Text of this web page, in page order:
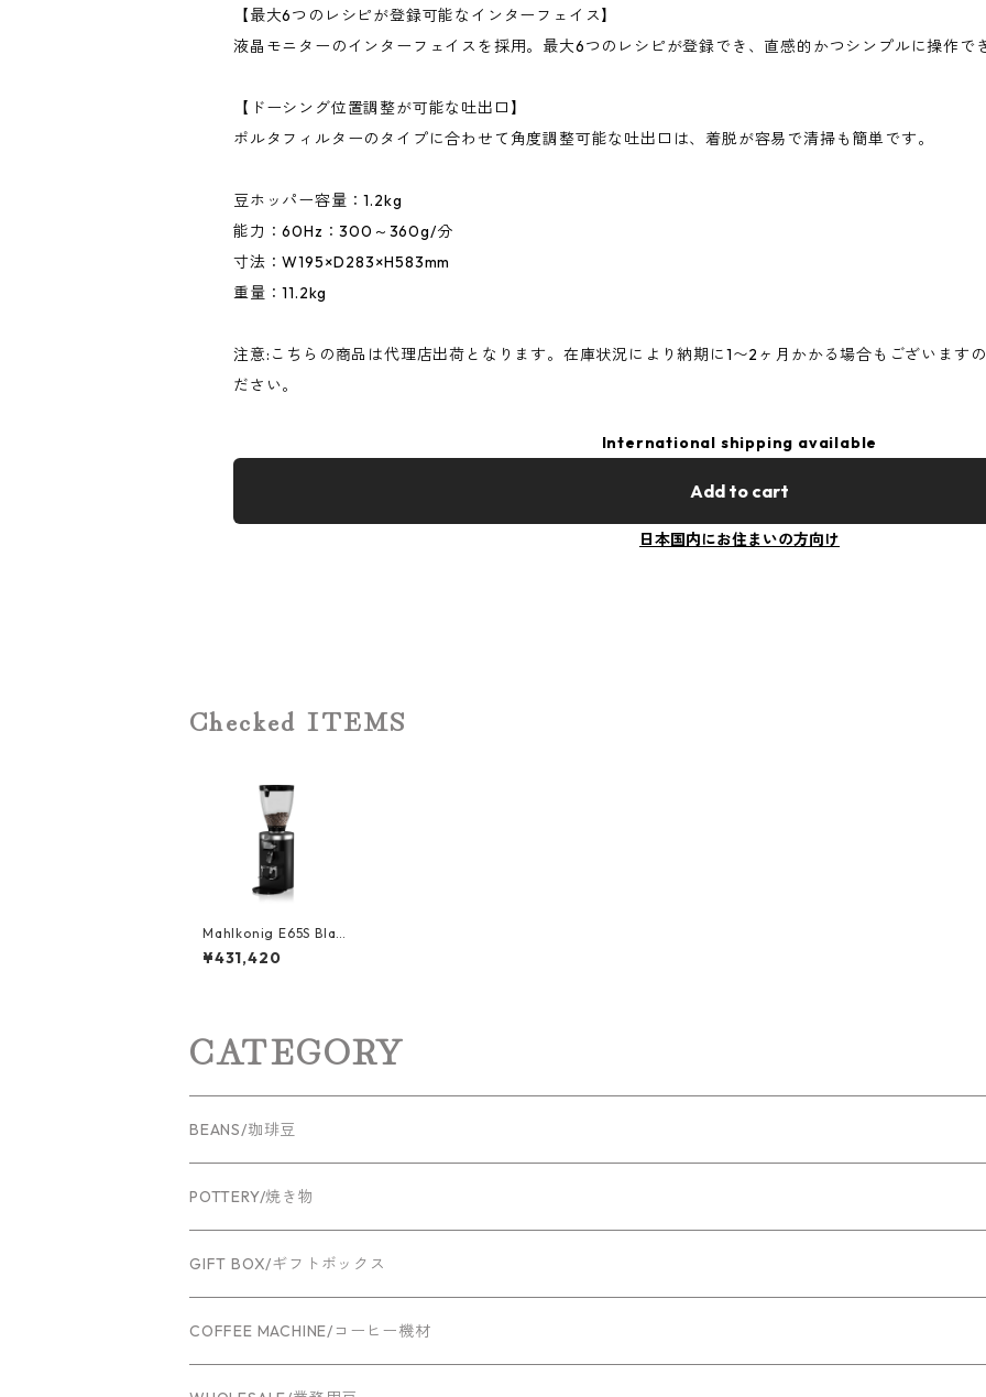
【最大6つのレシピが登録可能なインターフェイス】
液晶モニターのインターフェイスを採用。最大6つのレシピが登録でき、直感的かつシンプルに操作で
【ドーシング位置調整が可能な吐出口】
ポルタフィルターのタイプに合わせて角度調整可能な吐出口は、着脱が容易で清掃も簡単です。
豆ホッパー容量：1.2kg
能力：60Hz：300～360g/分
寸法：W195×D283×H583mm
重量：11.2kg
注意:こちらの商品は代理店出荷となります。在庫状況により納期に1〜2ヶ月かかる場合もございます
ださい。
International shipping available
Add to cart
日本国内にお住まいの方向け
Checked ITEMS
Mahlkonig E65S Blac
k
¥431,420
CATEGORY
BEANS/珈琲豆
POTTERY/焼き物
GIFT BOX/ギフトボックス
COFFEE MACHINE/コーヒー機材